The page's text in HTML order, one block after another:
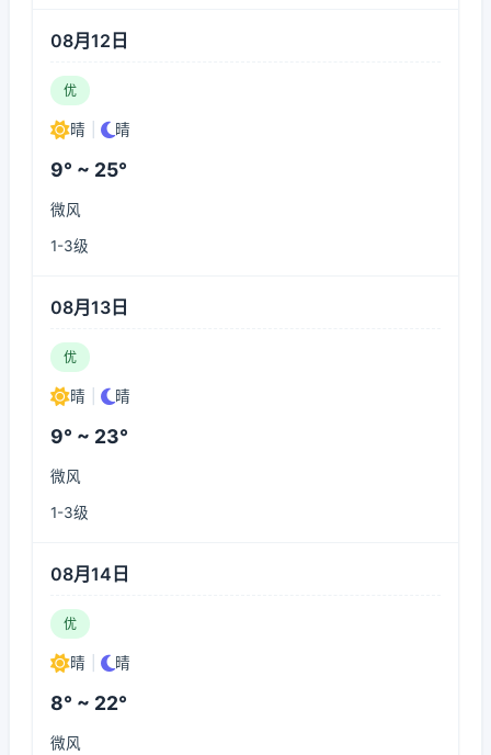
08月12日
优
晴 晴
9° ~ 25°
微风
1-3级
08月13日
优
晴 晴
9° ~ 23°
微风
1-3级
08月14日
优
晴 晴
8° ~ 22°
微风